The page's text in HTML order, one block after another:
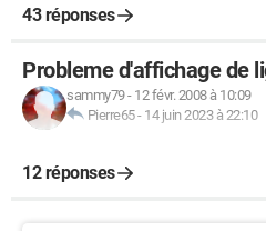
43 réponses
Probleme d'affichage de
sammy79- 12 févr. 2008 à 10:09
Pierre65- 14 juin 2023 à 22:10
12 réponses